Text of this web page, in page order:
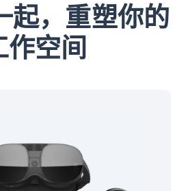
起，重塑你的
作空间